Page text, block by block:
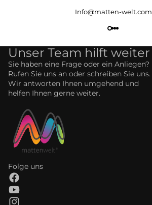
Info@matten-welt.com
Unser Team hilft weiter
Sie haben eine Frage oder ein Anliegen?
Rufen Sie uns an oder schreiben Sie uns.
Wir antworten Ihnen umgehend und
helfen Ihnen gerne weiter.
Folge uns